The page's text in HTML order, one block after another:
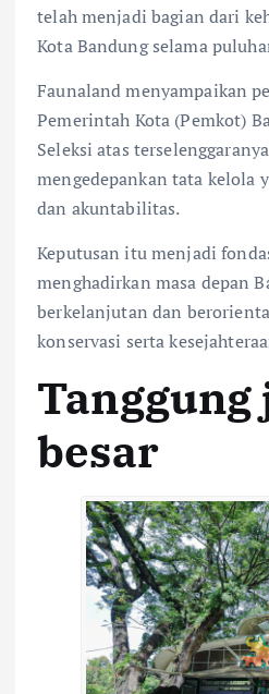
telah menjadi bagian dari
Kota Bandung selama
Faunaland menyampaikan
Pemerintah Kota (Pemkot)
Seleksi atas
mengedepankan tata kelola
dan akuntabilitas.
Keputusan itu menjadi
menghadirkan masa depan
berkelanjutan dan
konservasi serta
Tanggung
besar